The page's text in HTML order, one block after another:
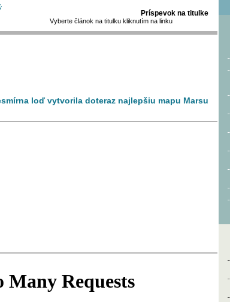
Príspevok na titulke
Vyberte článok na titulku kliknutím na linku
loď vytvorila doteraz najlepšiu mapu Marsu